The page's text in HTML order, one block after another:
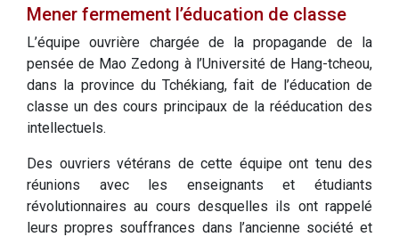
Mener fermement l’éducation de classe
L’équipe ouvrière chargée de la propagande de la
pensée de Mao Zedong à l’Université de Hang-tcheou,
dans la province du Tchékiang, fait de l’éducation de
classe un des cours principaux de la rééducation des
intellectuels.
Des ouvriers vétérans de cette équipe ont tenu des
réunions avec les enseignants et étudiants
révolutionnaires au cours desquelles ils ont rappelé
leurs propres souffrances dans l’ancienne société et